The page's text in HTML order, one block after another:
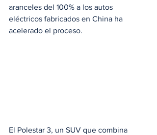
aranceles del 100% a los autos
eléctricos fabricados en China ha
acelerado el proceso.
El Polestar 3, un SUV que combina